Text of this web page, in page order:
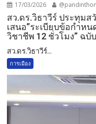
17/03/2026
สว.ดร.วิธา​วีร์​ ประทุ​ม​
เสนอ”ระเบียบข้อกำห
วิชาชีพ​ 12 ชั่วโมง​” ฉบั
สว.ดร.วิธา​วีร์​...
การเมือง